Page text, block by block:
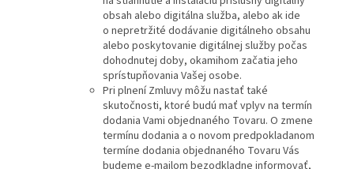
obsah alebo digitálna služba, alebo ak ide
o nepretržité dodávanie digitálneho obsahu
alebo poskytovanie digitálnej služby počas
dohodnutej doby, okamihom začatia jeho
sprístupňovania Vašej osobe.
Pri plnení Zmluvy môžu nastať také
skutočnosti, ktoré budú mať vplyv na termín
dodania Vami objednaného Tovaru. O zmene
termínu dodania a o novom predpokladanom
termíne dodania objednaného Tovaru Vás